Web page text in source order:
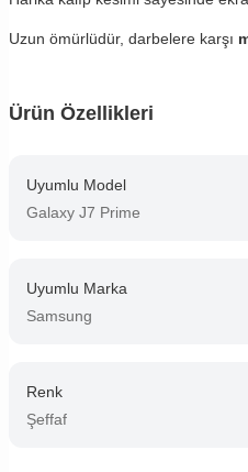
Uzun ömürlüdür, darbelere karşı
Ürün Özellikleri
Uyumlu Model
Galaxy J7 Prime
Uyumlu Marka
Samsung
Renk
Şeffaf